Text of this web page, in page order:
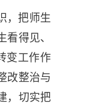
，把师生
得见、
变工作作
改整治与
，切实把